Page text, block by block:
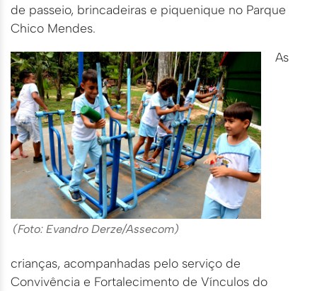
de passeio, brincadeiras e piquenique no Parque
Chico Mendes.
(Foto: Evandro Derze/Assecom)
As
crianças, acompanhadas pelo serviço de
Convivência e Fortalecimento de Vínculos do